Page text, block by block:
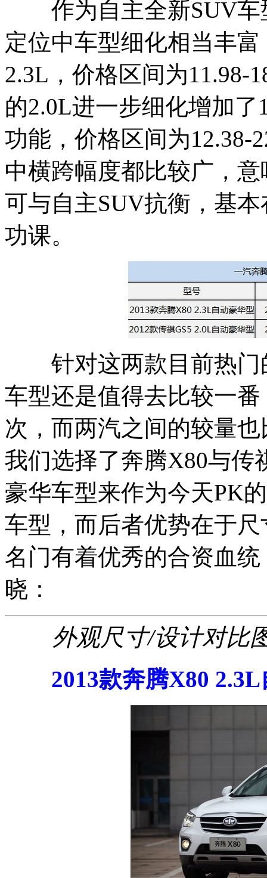
作为自主全新SUV车
定位中车型细化相当丰
2.3L，价格区间为11.98-
的2.0L进一步细化增加
功能，价格区间为12.38-
中横跨幅度都比较广，
可与自主SUV抗衡，基
功课。
针对这两款目前热门
车型还是值得去比较一
次，而两汽之间的较量
我们选择了奔腾X80与传
豪华车型来作为今天PK
车型，而后者优势在于
名门有着优秀的合资血
晓：
外观尺寸/设计对比
2013款奔腾X80 2.3L